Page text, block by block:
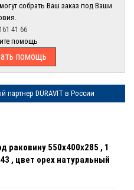
собрать Ваш заказ под Ваши
41 66
помощь
помощь
партнер DURAVIT в России
раковину 550x400x285 , 1
, цвет орех натуральный